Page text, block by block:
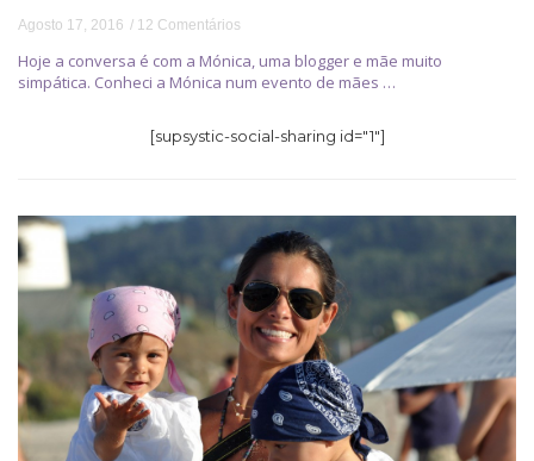
Agosto 17, 2016 12 Comentários
Hoje a conversa é com a Mónica, uma blogger e mãe muito
simpática. Conheci a Mónica num evento de mães …
[supsystic-social-sharing id="1"]